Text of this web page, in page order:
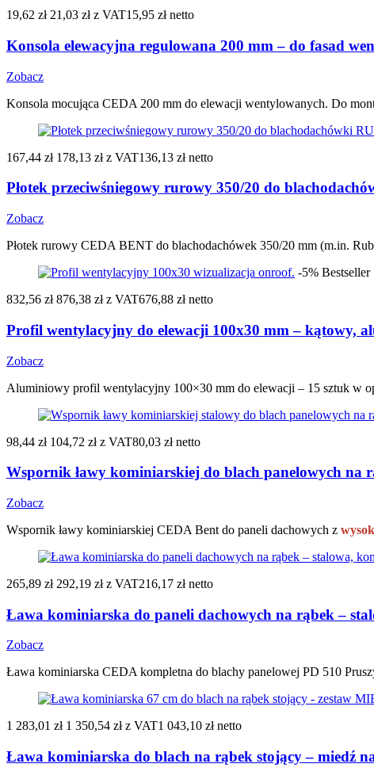
19,62 zł 21,03 zł z VAT15,95 zł netto
Konsola elewacyjna regulowana 200 mm – do fasad
Zobacz
Konsola mocująca CEDA 200 mm do elewacji wentylowanych. Do
167,44 zł 178,13 zł z VAT136,13 zł netto
Płotek przeciwśniegowy rurowy 350/20 do
Zobacz
Płotek rurowy CEDA BENT do blachodachówek 350/20 mm (m.in.
-5% Bestseller
832,56 zł 876,38 zł z VAT676,88 zł netto
Profil wentylacyjny do elewacji 100x30 mm – kątowy,
Zobacz
Aluminiowy profil wentylacyjny 100×30 mm do elewacji – 15 sztuk w
98,44 zł 104,72 zł z VAT80,03 zł netto
Wspornik ławy kominiarskiej do blach panelowych na
Zobacz
Wspornik ławy kominiarskiej CEDA Bent do paneli dachowych z
265,89 zł 292,19 zł z VAT216,17 zł netto
Ława kominiarska do paneli dachowych na rąbek –
Zobacz
Ława kominiarska CEDA kompletna do blachy panelowej PD 510
1 283,01 zł 1 350,54 zł z VAT1 043,10 zł netto
Ława kominiarska do blach na rąbek stojący – miedź